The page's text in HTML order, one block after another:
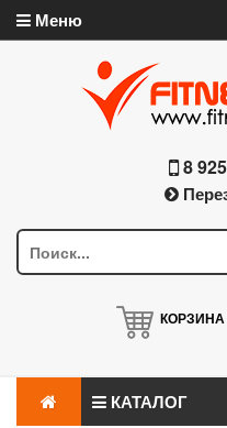
Меню
8
КОРЗИНА
КАТАЛОГ